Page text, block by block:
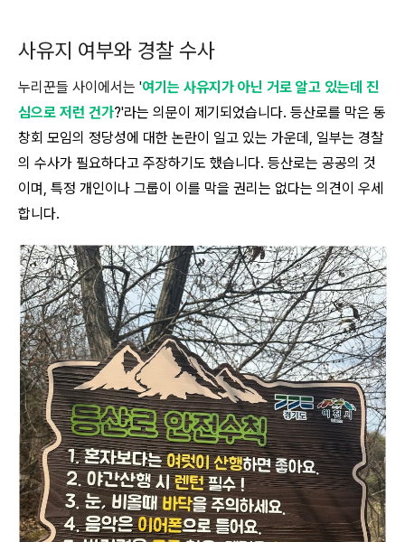
사유지 여부와 경찰 수사
누리꾼들 사이에서는 '여기는 사유지가 아닌 거로 알고 있는데 진
심으로 저런 건가?'라는 의문이 제기되었습니다. 등산로를 막은 동
창회 모임의 정당성에 대한 논란이 일고 있는 가운데, 일부는 경찰
의 수사가 필요하다고 주장하기도 했습니다. 등산로는 공공의 것
이며, 특정 개인이나 그룹이 이를 막을 권리는 없다는 의견이 우세
합니다.